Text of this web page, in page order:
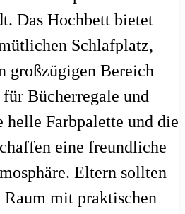
Das Hochbett bietet
Schlafplatz,
großzügigen Bereich
Bücherregale und
helle Farbpalette und die
eine freundliche
Eltern sollten
Raum mit praktischen